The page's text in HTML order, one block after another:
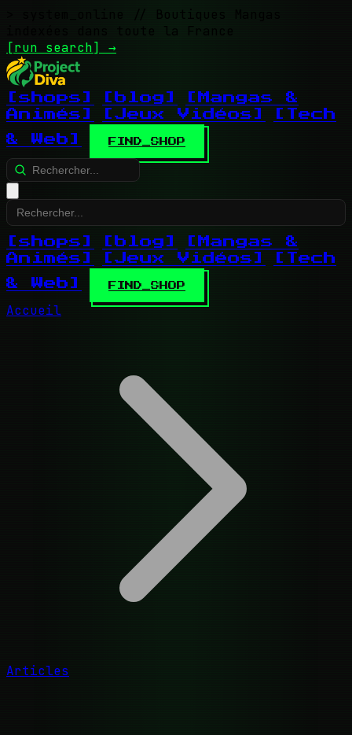
// Boutiques Mangas
indexées dans toute la France
[run search] →
[shops] [blog]
[Mangas &
Animés]
[Jeux Vidéos]
[Tech
& Web]
FIND_SHOP
[shops] [blog]
[Mangas &
Animés]
[Jeux Vidéos]
[Tech
& Web]
FIND_SHOP
Accueil
Articles